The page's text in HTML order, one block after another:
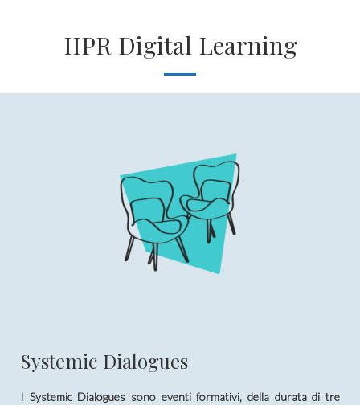
IIPR Digital Learning
Systemic Dialogues
I Systemic Dialogues sono eventi formativi, della durata di tre